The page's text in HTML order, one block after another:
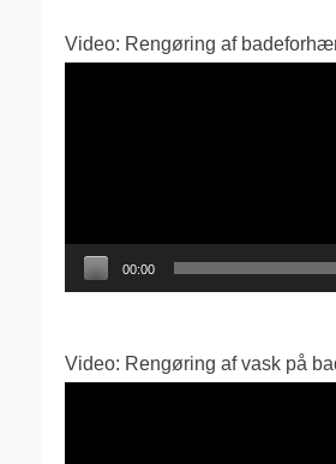
Video: Rengøring af
00:00
Video: Rengøring af vask på